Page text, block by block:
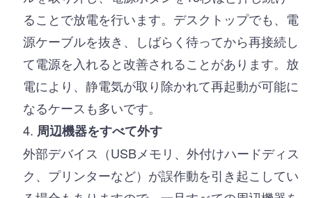
ることで放電を行います。デスクトップでも、電
源ケーブルを抜き、しばらく待ってから再接続し
て電源を入れると改善されることがあります。放
電により、静電気が取り除かれて再起動が可能に
なるケースも多いです。
周辺機器をすべて外す
外部デバイス（USBメモリ、外付けハードディス
ク、プリンターなど）が誤作動を引き起こしてい